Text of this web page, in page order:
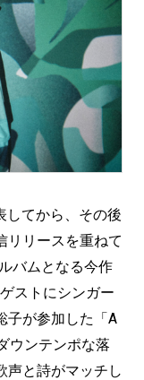
してから、その後
リリースを重ねて
バムとなる今作
ストにシンガー
子が参加した「A
ウンテンポな落
声と詩がマッチし